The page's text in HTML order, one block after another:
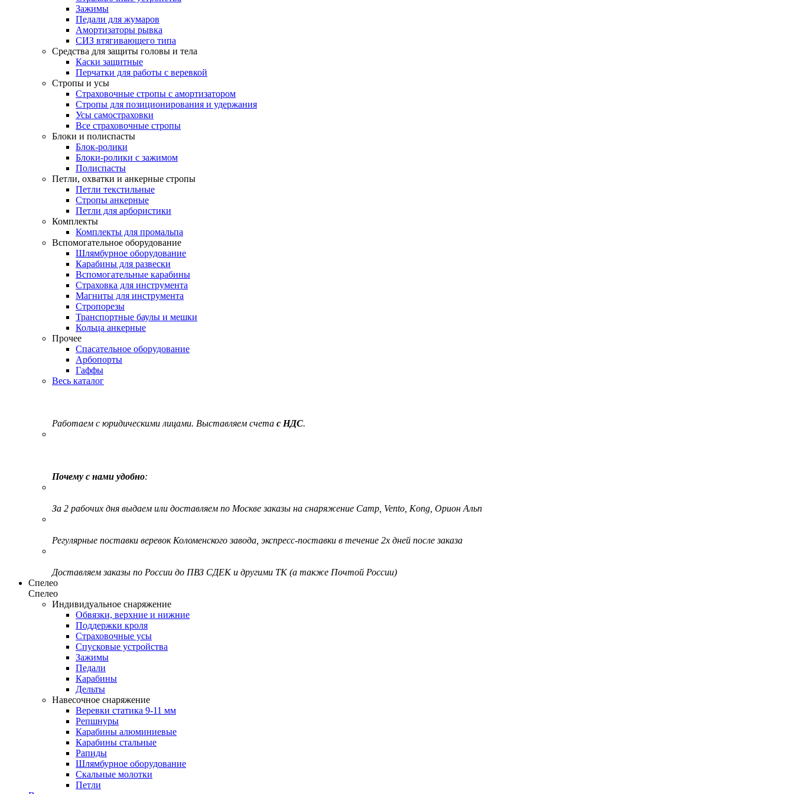
Зажимы
Педали для жумаров
Амортизаторы рывка
СИЗ втягивающего типа
Средства для защиты головы и тела
Каски защитные
Перчатки для работы с веревкой
Стропы и усы
Страховочные стропы с амортизатором
Стропы для позиционирования и удержания
Усы самостраховки
Все страховочные стропы
Блоки и полиспасты
Блок-ролики
Блоки-ролики с зажимом
Полиспасты
Петли, охватки и анкерные стропы
Петли текстильные
Стропы анкерные
Петли для арбористики
Комплекты
Комплекты для промальпа
Вспомогательное оборудование
Шлямбурное оборудование
Карабины для развески
Вспомогательные карабины
Страховка для инструмента
Магниты для инструмента
Стропорезы
Транспортные баулы и мешки
Кольца анкерные
Прочее
Спасательное оборудование
Арбопорты
Гаффы
Весь каталог
Работаем с юридическими лицами. Выставляем счета с НДС.
Почему с нами удобно:
За 2 рабочих дня выдаем или доставляем по Москве заказы на снаряжение Camp, Vento, Kong, Орион Альп
Регулярные поставки веревок Коломенского завода, экспресс-поставки в течение 2х дней после заказа
Доставляем заказы по России до ПВЗ СДЕК и другими ТК (а также Почтой России)
Спелео
Спелео
Индивидуальное снаряжение
Обвязки, верхние и нижние
Поддержки кроля
Страховочные усы
Спусковые устройства
Зажимы
Педали
Карабины
Дельты
Навесочное снаряжение
Веревки статика 9-11 мм
Репшнуры
Карабины алюминиевые
Карабины стальные
Рапиды
Шлямбурное оборудование
Скальные молотки
Петли